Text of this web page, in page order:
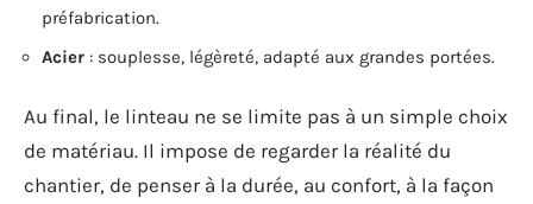
préfabrication.
Acier : souplesse, légèreté, adapté aux grandes portées.
Au final, le linteau ne se limite pas à un simple choix
de matériau. Il impose de regarder la réalité du
chantier, de penser à la durée, au confort, à la façon